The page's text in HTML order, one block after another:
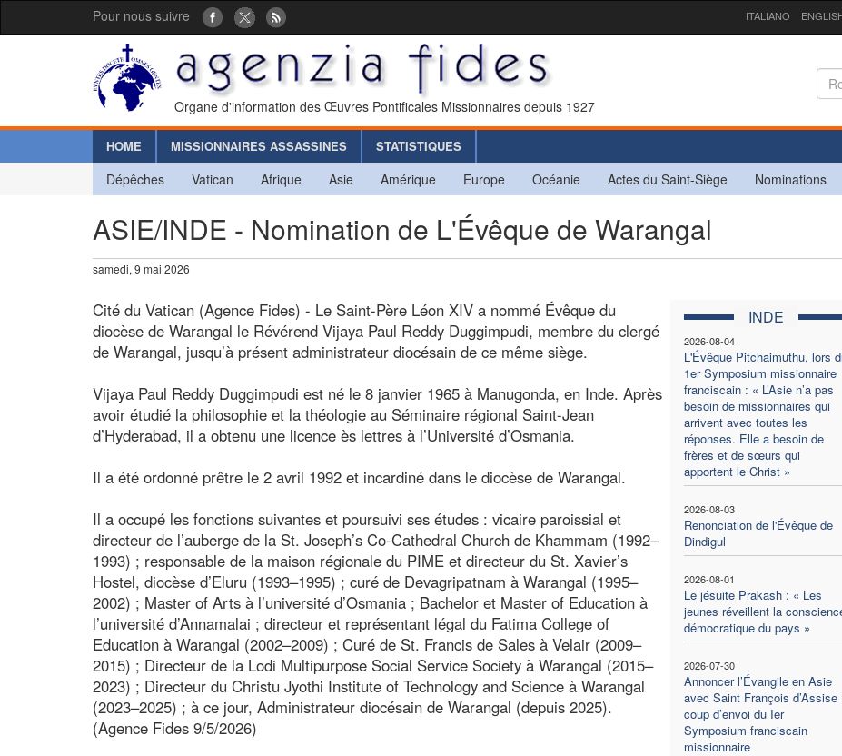
Pour nous suivre ITALIANO
Organe d'information des Œuvres Pontificales Missionnaires depuis 1927
HOME MISSIONNAIRES ASSASSINES STATISTIQUES
Dépêches Vatican Afrique Asie Amérique Europe Océanie Actes du Saint-Siège Nominations
ASIE/INDE - Nomination de L'Évêque de Warangal
samedi, 9 mai 2026
INDE
2026-08-04
L'Évêque Pitchaimuthu, lors
1er Symposium missionnaire
franciscain : « L’Asie n’a pas
besoin de missionnaires qui
arrivent avec toutes les
réponses. Elle a besoin de
frères et de sœurs qui
apportent le Christ »
2026-08-03
Renonciation de l'Évêque de
Dindigul
2026-08-01
Le jésuite Prakash : « Les
jeunes réveillent la
démocratique du pays »
2026-07-30
Annoncer l’Évangile en Asie
avec Saint François d’Assise
coup d’envoi du Ier
Symposium franciscain
missionnaire
Cité du Vatican (Agence Fides) - Le Saint-Père Léon XIV a nommé Évêque du
diocèse de Warangal le Révérend Vijaya Paul Reddy Duggimpudi, membre du clergé
de Warangal, jusqu’à présent administrateur diocésain de ce même siège.
Vijaya Paul Reddy Duggimpudi est né le 8 janvier 1965 à Manugonda, en Inde. Après
avoir étudié la philosophie et la théologie au Séminaire régional Saint-Jean
d’Hyderabad, il a obtenu une licence ès lettres à l’Université d’Osmania.
Il a été ordonné prêtre le 2 avril 1992 et incardiné dans le diocèse de Warangal.
Il a occupé les fonctions suivantes et poursuivi ses études : vicaire paroissial et
directeur de l’auberge de la St. Joseph’s Co-Cathedral Church de Khammam (1992–
1993) ; responsable de la maison régionale du PIME et directeur du St. Xavier’s
Hostel, diocèse d’Eluru (1993–1995) ; curé de Devagripatnam à Warangal (1995–
2002) ; Master of Arts à l’université d’Osmania ; Bachelor et Master of Education à
l’université d’Annamalai ; directeur et représentant légal du Fatima College of
Education à Warangal (2002–2009) ; Curé de St. Francis de Sales à Velair (2009–
2015) ; Directeur de la Lodi Multipurpose Social Service Society à Warangal (2015–
2023) ; Directeur du Christu Jyothi Institute of Technology and Science à Warangal
(2023–2025) ; à ce jour, Administrateur diocésain de Warangal (depuis 2025).
(Agence Fides 9/5/2026)